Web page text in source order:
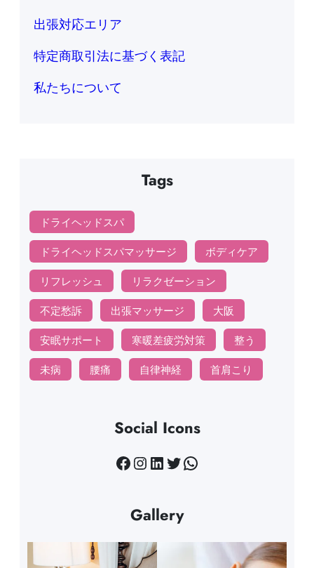
出張対応エリア
特定商取引法に基づく表記
私たちについて
Tags
ドライヘッドスパ
ドライヘッドスパマッサージ ボディケア
リフレッシュ リラクゼーション
不定愁訴 出張マッサージ 大阪
安眠サポート 寒暖差疲労対策 整う
未病 腰痛 自律神経 首肩こり
Social Icons
Facebook InstagramLinkedIn Twitter WhatsApp
Gallery